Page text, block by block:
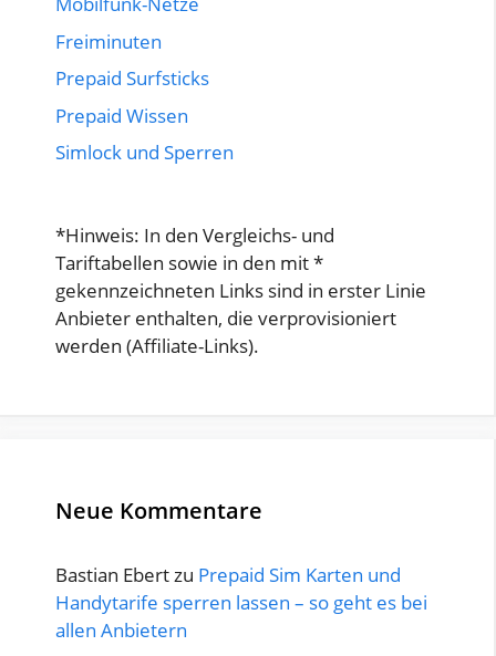
Freiminuten
Prepaid Surfsticks
Prepaid Wissen
Simlock und Sperren
*Hinweis: In den Vergleichs- und
Tariftabellen sowie in den mit *
gekennzeichneten Links sind in erster Linie
Anbieter enthalten, die verprovisioniert
werden (Affiliate-Links).
Neue Kommentare
Bastian Ebertzu Prepaid Sim Karten und
Handytarife sperren lassen – so geht es bei
allen Anbietern